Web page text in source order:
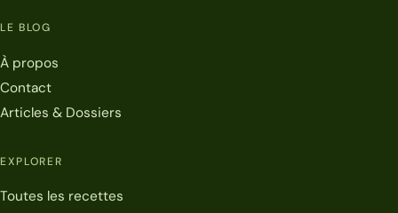
LE BLOG
À propos
Contact
Articles & Dossiers
EXPLORER
Toutes les recettes